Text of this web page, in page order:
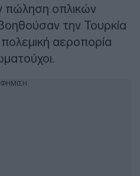
πώληση οπλικών
την Τουρκία
αεροπορία